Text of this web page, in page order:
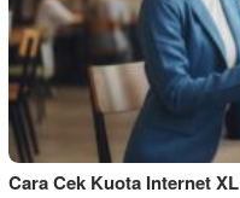
Cara Cek Kuota Internet XL